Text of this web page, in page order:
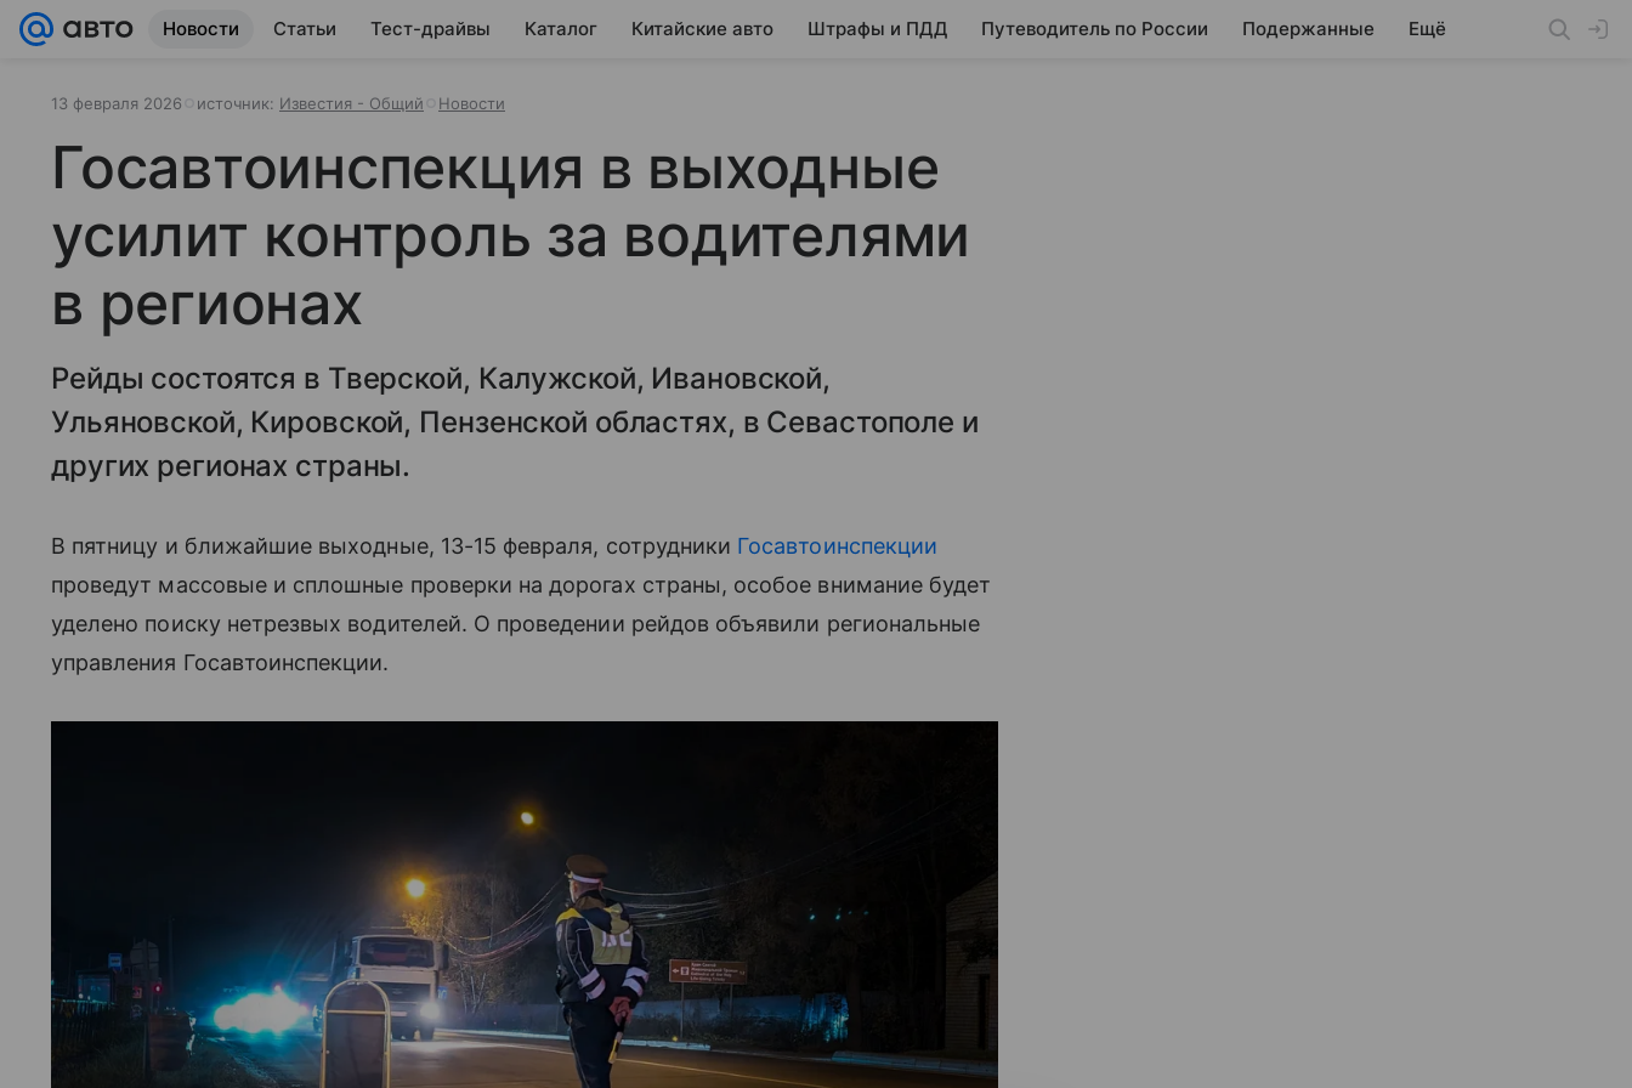
Новости Статьи Тест-драйвы Каталог Китайские авто Штрафы и ПДД Путеводитель по России Подержанные Ещё
13 февраля 2026 источник: Известия - Общий Новости
Госавтоинспекция в выходные
усилит контроль за водителями
в регионах
Рейды состоятся в Тверской, Калужской, Ивановской,
Ульяновской, Кировской, Пензенской областях, в Севастополе и
других регионах страны.
В пятницу и ближайшие выходные, 13-15 февраля, сотрудники Госавтоинспекции
проведут массовые и сплошные проверки на дорогах страны, особое внимание будет
уделено поиску нетрезвых водителей. О проведении рейдов объявили региональные
управления Госавтоинспекции.